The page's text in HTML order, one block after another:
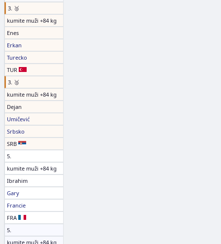
3. 🥉
kumite muži +84 kg
Enes
Erkan
Turecko
TUR
3. 🥉
kumite muži +84 kg
Dejan
Umičević
Srbsko
SRB
5.
kumite muži +84 kg
Ibrahim
Gary
Francie
FRA
5.
kumite muži +84 kg